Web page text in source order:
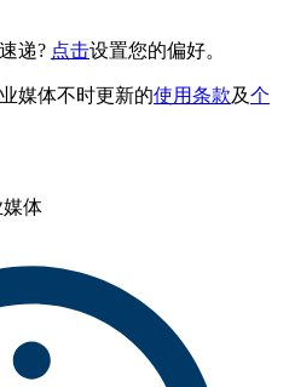
递? 点击设置您的偏好。
媒体不时更新的使用条款及个
媒体